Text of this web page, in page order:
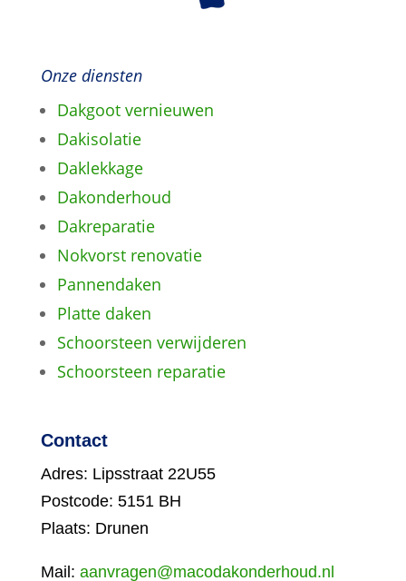
Onze diensten
Dakgoot vernieuwen
Dakisolatie
Daklekkage
Dakonderhoud
Dakreparatie
Nokvorst renovatie
Pannendaken
Platte daken
Schoorsteen verwijderen
Schoorsteen reparatie
Contact
Adres: Lipsstraat 22U55
Postcode: 5151 BH
Plaats: Drunen
Mail: aanvragen@macodakonderhoud.nl